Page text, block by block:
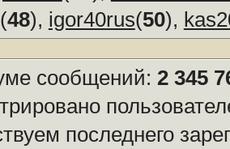
(48), igor40rus(50),
сообщений: 2 345
последнего